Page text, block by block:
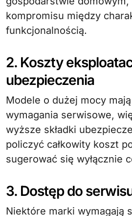
kompromisu między
funkcjonalnością.
2. Koszty
ubezpieczenia
Modele o dużej mocy
wymagania serwisowe,
wyższe składki
policzyć całkowity koszt
sugerować się wyłącznie
3. Dostęp do
Niektóre marki wymagają